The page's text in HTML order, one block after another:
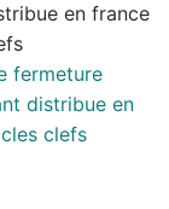
en france